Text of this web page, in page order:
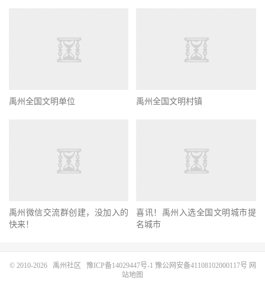
禹州全国文明单位 禹州全国文明村镇
禹州微信交流群创建，没加入的
快来！
喜讯！禹州入选全国文明城市提
名城市
© 2010-2026 禹州社区 豫ICP备14029447号-1 豫公网安备41108102000117号 网
站地图